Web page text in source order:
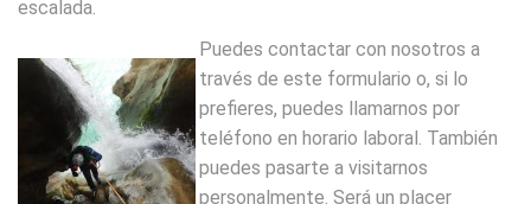
escalada.
Puedes contactar con nosotros a
través de este formulario o, si lo
prefieres, puedes llamarnos por
teléfono en horario laboral. También
puedes pasarte a visitarnos
personalmente. Será un placer